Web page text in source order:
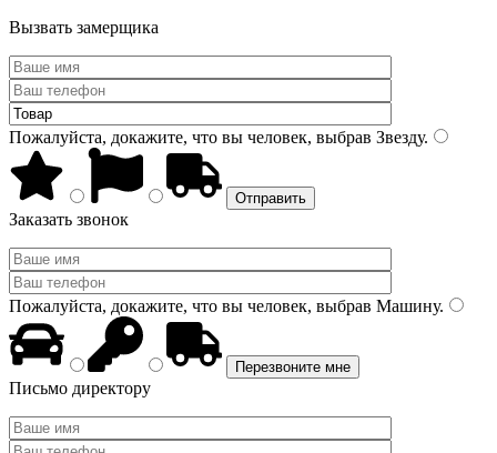
Вызвать замерщика
Пожалуйста, докажите, что вы человек, выбрав Звезду.
Заказать звонок
Пожалуйста, докажите, что вы человек, выбрав Машину.
Письмо директору